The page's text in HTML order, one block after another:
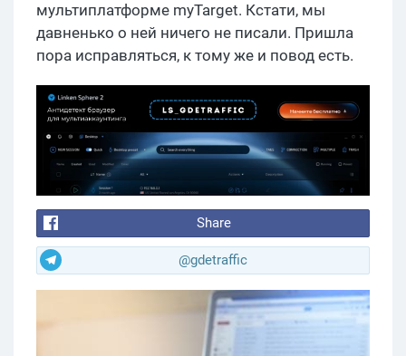
мультиплатформе myTarget. Кстати, мы
давненько о ней ничего не писали. Пришла
пора исправляться, к тому же и повод есть.
Share
@gdetraffic